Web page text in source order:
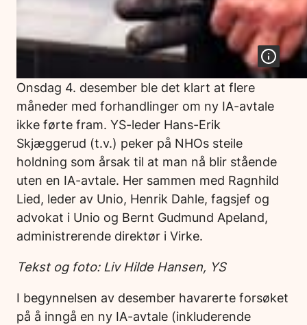
Onsdag 4. desember ble det klart at flere
måneder med forhandlinger om ny IA-avtale
ikke førte fram. YS-leder Hans-Erik
Skjæggerud (t.v.) peker på NHOs steile
holdning som årsak til at man nå blir stående
uten en IA-avtale. Her sammen med Ragnhild
Lied, leder av Unio, Henrik Dahle, fagsjef og
advokat i Unio og Bernt Gudmund Apeland,
administrerende direktør i Virke.
Tekst og foto: Liv Hilde Hansen, YS
I begynnelsen av desember havarerte forsøket
på å inngå en ny IA-avtale (inkluderende